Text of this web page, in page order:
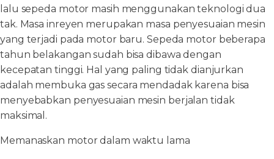
lalu sepeda motor masih menggunakan teknologi dua
tak. Masa inreyen merupakan masa penyesuaian mesin
yang terjadi pada motor baru. Sepeda motor beberapa
tahun belakangan sudah bisa dibawa dengan
kecepatan tinggi. Hal yang paling tidak dianjurkan
adalah membuka gas secara mendadak karena bisa
menyebabkan penyesuaian mesin berjalan tidak
maksimal.
Memanaskan motor dalam waktu lama